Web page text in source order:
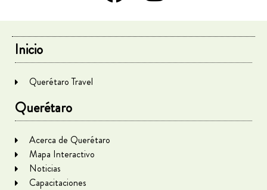
Inicio
Querétaro Travel
Querétaro
Acerca de Querétaro
Mapa Interactivo
Noticias
Capacitaciones